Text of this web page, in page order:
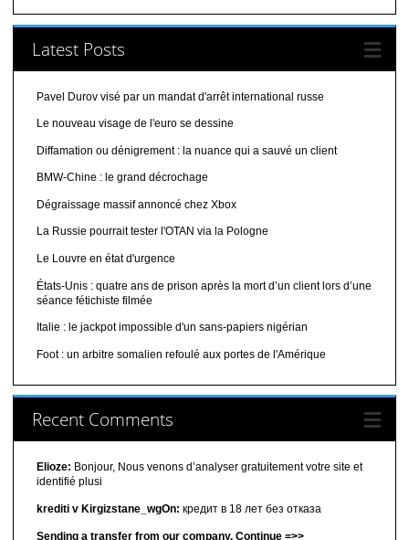
Latest Posts
Pavel Durov visé par un mandat d'arrêt international russe
Le nouveau visage de l'euro se dessine
Diffamation ou dénigrement : la nuance qui a sauvé un client
BMW-Chine : le grand décrochage
Dégraissage massif annoncé chez Xbox
La Russie pourrait tester l'OTAN via la Pologne
Le Louvre en état d'urgence
États-Unis : quatre ans de prison après la mort d’un client lors d’une
séance fétichiste filmée
Italie : le jackpot impossible d'un sans-papiers nigérian
Foot : un arbitre somalien refoulé aux portes de l'Amérique
Recent Comments
Elioze: Bonjour, Nous venons d’analyser gratuitement votre site et
identifié plusi
krediti v Kirgizstane_wgOn: кредит в 18 лет без отказа
Sending a transfer from our company. Continue =>>